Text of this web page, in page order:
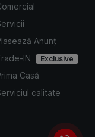
Anunț
IN
Exclusive
Casă
calitate